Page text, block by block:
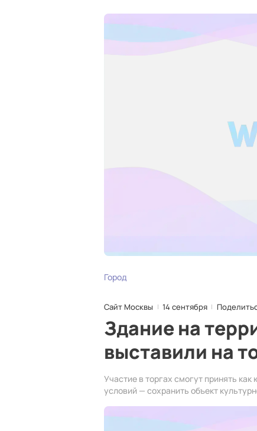
Город
Сайт Москвы 14 сентября
Здание на
выставили на
Участие в торгах смогут принять
условий — сохранить объект